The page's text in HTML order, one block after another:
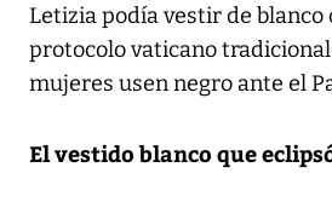
Letizia podía vestir de blanco
protocolo vaticano tradicional
mujeres usen negro ante el
El vestido blanco que